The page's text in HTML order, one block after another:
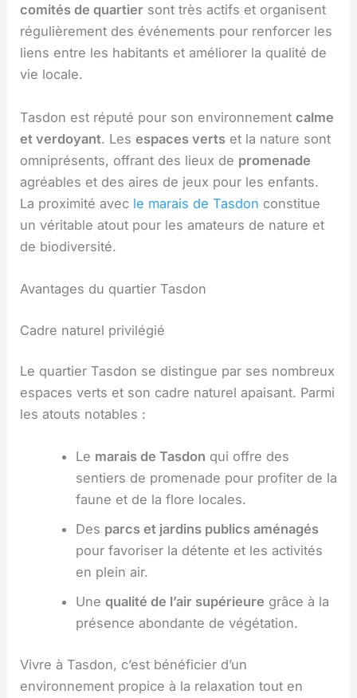
comités de quartier sont très actifs et organisent
régulièrement des événements pour renforcer les
liens entre les habitants et améliorer la qualité de
vie locale.
Tasdon est réputé pour son environnementcalme
et verdoyant. Lesespaces verts et la nature sont
omniprésents, offrant des lieux de promenade
agréables et des aires de jeux pour les enfants.
La proximité avec le marais de Tasdon constitue
un véritable atout pour les amateurs de nature et
de biodiversité.
Avantages du quartier Tasdon
Cadre naturel privilégié
Le quartier Tasdon se distingue par ses nombreux
espaces verts et son cadre naturel apaisant. Parmi
les atouts notables :
Le marais de Tasdon qui offre des
sentiers de promenade pour profiter de la
faune et de la flore locales.
Des parcs et jardins publics aménagés
pour favoriser la détente et les activités
en plein air.
Une qualité de l’air supérieure grâce à la
présence abondante de végétation.
Vivre à Tasdon, c’est bénéficier d’un
environnement propice à la relaxation tout en